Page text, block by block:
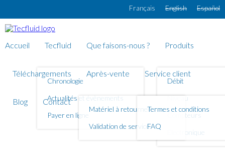
Français English Español
Accueil Tecfluid
Chronologie
Actualités et évènements
Payer en ligne
Que faisons-nous ? Produits
Débit
Niveau
Compteurs
Electronique
Téléchargements Après-vente
Matériel à retourner
Validation de service
Service client
Termes et conditions
FAQ
Blog Contact